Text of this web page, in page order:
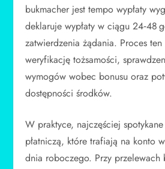
bukmacher jest tempo wypłaty
deklaruje wypłaty w ciągu 24‑48
zatwierdzenia żądania. Proces
weryfikację tożsamości,
wymogów wobec bonusu oraz
dostępności środków.
W praktyce, najczęściej spotykane
płatniczą, które trafiają na konto
dnia roboczego. Przy przelewach